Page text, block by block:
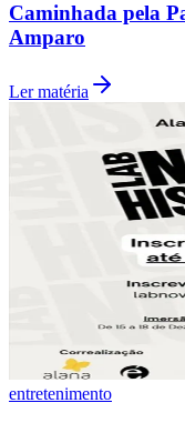
Fluminense
Caminhada pela
Amparo
Ler matéria
entretenimento